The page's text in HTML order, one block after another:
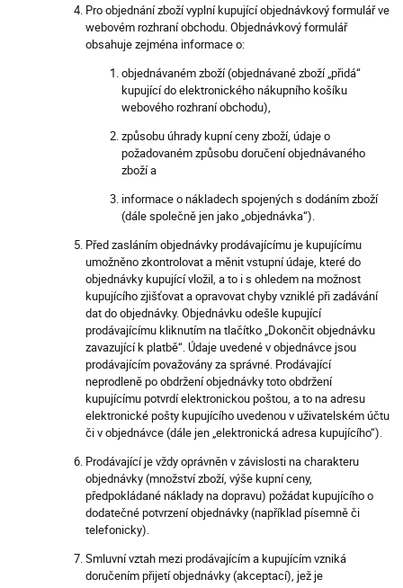
Pro objednání zboží vyplní kupující objednávkový formulář ve
webovém rozhraní obchodu. Objednávkový formulář
obsahuje zejména informace o:
objednávaném zboží (objednávané zboží „přidá“
kupující do elektronického nákupního košíku
webového rozhraní obchodu),
způsobu úhrady kupní ceny zboží, údaje o
požadovaném způsobu doručení objednávaného
zboží a
informace o nákladech spojených s dodáním zboží
(dále společně jen jako „objednávka“).
Před zasláním objednávky prodávajícímu je kupujícímu
umožněno zkontrolovat a měnit vstupní údaje, které do
objednávky kupující vložil, a to i s ohledem na možnost
kupujícího zjišťovat a opravovat chyby vzniklé při zadávání
dat do objednávky. Objednávku odešle kupující
prodávajícímu kliknutím na tlačítko „Dokončit objednávku
zavazující k platbě“. Údaje uvedené v objednávce jsou
prodávajícím považovány za správné. Prodávající
neprodleně po obdržení objednávky toto obdržení
kupujícímu potvrdí elektronickou poštou, a to na adresu
elektronické pošty kupujícího uvedenou v uživatelském účtu
či v objednávce (dále jen „elektronická adresa kupujícího“).
Prodávající je vždy oprávněn v závislosti na charakteru
objednávky (množství zboží, výše kupní ceny,
předpokládané náklady na dopravu) požádat kupujícího o
dodatečné potvrzení objednávky (například písemně či
telefonicky).
Smluvní vztah mezi prodávajícím a kupujícím vzniká
doručením přijetí objednávky (akceptací), jež je